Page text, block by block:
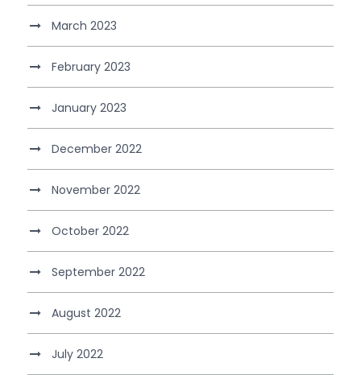
March 2023
February 2023
January 2023
December 2022
November 2022
October 2022
September 2022
August 2022
July 2022